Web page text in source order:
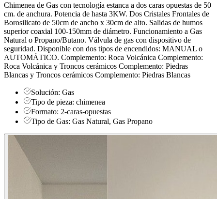
Chimenea de Gas con tecnología estanca a dos caras opuestas de 50
cm. de anchura. Potencia de hasta 3KW. Dos Cristales Frontales de
Borosilicato de 50cm de ancho x 30cm de alto. Salidas de humos
superior coaxial 100-150mm de diámetro. Funcionamiento a Gas
Natural o Propano/Butano. Válvula de gas con dispositivo de
seguridad. Disponible con dos tipos de encendidos: MANUAL o
AUTOMÁTICO. Complemento: Roca Volcánica Complemento:
Roca Volcánica y Troncos cerámicos Complemento: Piedras
Blancas y Troncos cerámicos Complemento: Piedras Blancas
Solución: Gas
Tipo de pieza: chimenea
Formato: 2-caras-opuestas
Tipo de Gas: Gas Natural, Gas Propano